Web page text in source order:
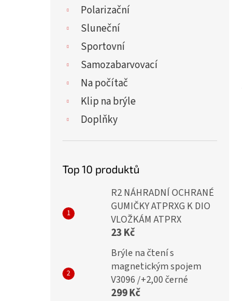
Polarizační
Sluneční
Sportovní
Samozabarvovací
Na počítač
Klip na brýle
Doplňky
Top 10 produktů
R2 NÁHRADNÍ OCHRANÉ
GUMIČKY ATPRXG K DIO
VLOŽKÁM ATPRX
23 Kč
Brýle na čtení s
magnetickým spojem
V3096 /+2,00 černé
299 Kč